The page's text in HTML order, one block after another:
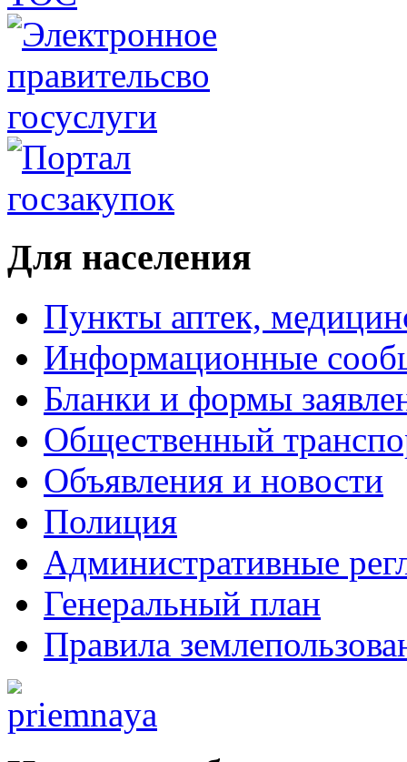
Для населения
Пункты аптек,
Информационные
Бланки и формы
Общественный
Объявления и новости
Полиция
Административные
Генеральный план
Правила